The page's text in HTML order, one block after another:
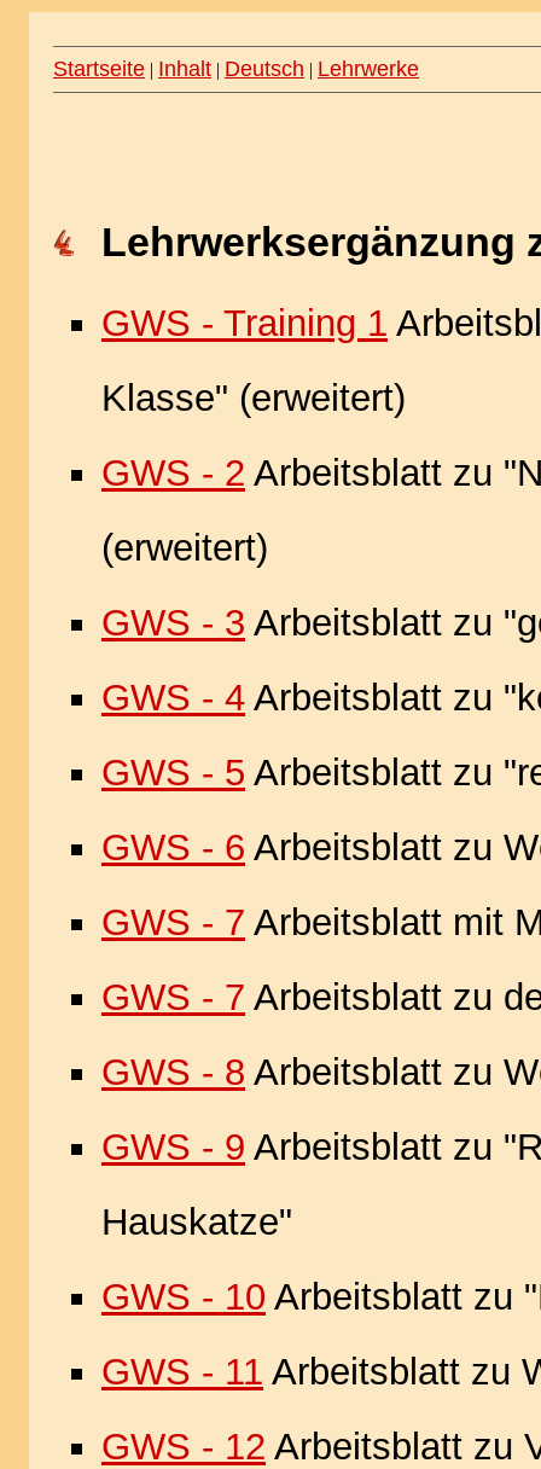
Startseite | Inhalt | Deutsch | Lehrwerke
Lehrwerksergänzung
GWS - Training 1
Klasse" (erweitert)
GWS - 2 Arbeitsblatt zu
(erweitert)
GWS - 3 Arbeitsblatt zu
GWS - 4 Arbeitsblatt zu
GWS - 5 Arbeitsblatt zu
GWS - 6 Arbeitsblatt zu
GWS - 7 Arbeitsblatt mit
GWS - 7 Arbeitsblatt zu
GWS - 8 Arbeitsblatt zu
GWS - 9 Arbeitsblatt zu
Hauskatze"
GWS - 10 Arbeitsblatt zu
GWS - 11 Arbeitsblatt zu
GWS - 12 Arbeitsblatt zu